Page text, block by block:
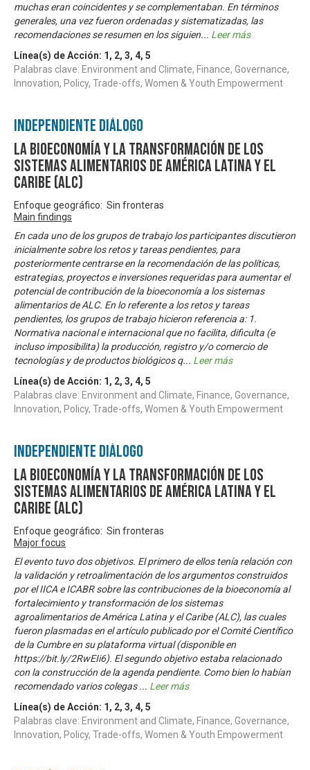
muchas eran coincidentes y se complementaban. En términos
generales, una vez fueron ordenadas y sistematizadas, las
recomendaciones se resumen en los siguien... Leer más
Línea(s) de Acción: 1 , 2, 3, 4, 5
Palabras clave: Environment and Climate, Finance, Governance,
Innovation, Policy, Trade-offs, Women & Youth Empowerment
Independiente Diálogo
La bioeconomía y la transformación de los
sistemas alimentarios de América Latina y el
Caribe (ALC)
Enfoque geográfico: Sin fronteras
Main findings
En cada uno de los grupos de trabajo los participantes discutieron
inicialmente sobre los retos y tareas pendientes, para
posteriormente centrarse en la recomendación de las políticas,
estrategias, proyectos e inversiones requeridas para aumentar el
potencial de contribución de la bioeconomía a los sistemas
alimentarios de ALC. En lo referente a los retos y tareas
pendientes, los grupos de trabajo hicieron referencia a: 1.
Normativa nacional e internacional que no facilita, dificulta (e
incluso imposibilita) la producción, registro y/o comercio de
tecnologías y de productos biológicos q... Leer más
Línea(s) de Acción: 1 , 2, 3, 4, 5
Palabras clave: Environment and Climate, Finance, Governance,
Innovation, Policy, Trade-offs, Women & Youth Empowerment
Independiente Diálogo
La bioeconomía y la transformación de los
sistemas alimentarios de América Latina y el
Caribe (ALC)
Enfoque geográfico: Sin fronteras
Major focus
El evento tuvo dos objetivos. El primero de ellos tenía relación con
la validación y retroalimentación de los argumentos construidos
por el IICA e ICABR sobre las contribuciones de la bioeconomía al
fortalecimiento y transformación de los sistemas
agroalimentarios de América Latina y el Caribe (ALC), las cuales
fueron plasmadas en el artículo publicado por el Comité Científico
de la Cumbre en su plataforma virtual (disponible en
https://bit.ly/2RwEIi6). El segundo objetivo estaba relacionado
con la construcción de la agenda pendiente. Como bien lo habían
recomendado varios colegas... Leer más
Línea(s) de Acción: 1 , 2, 3, 4, 5
Palabras clave: Environment and Climate, Finance, Governance,
Innovation, Policy, Trade-offs, Women & Youth Empowerment